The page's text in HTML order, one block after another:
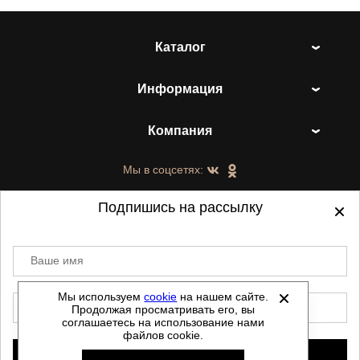
Каталог
Информация
Компания
Мы в соцсетях:
©2021-2026 - ShoesTown.ru - все права
защищены.
Данный сайт не является интернет магазином и
не является публичной офертой.
Политика обработки персональных данных
Мы используемcookie на нашем сайте.
Продолжая просматривать его, вы
соглашаетесь на использование нами
файлов cookie.
Подпишись на рассылку
Ваше имя